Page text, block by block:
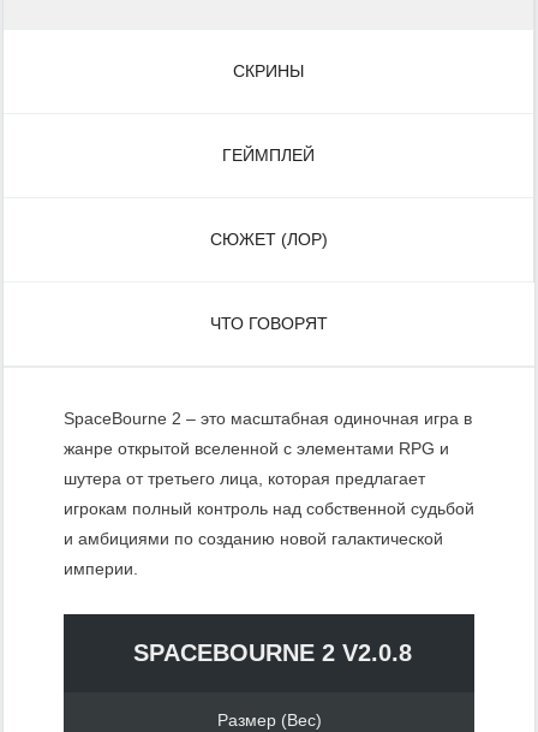
СКРИНЫ
ГЕЙМПЛЕЙ
СЮЖЕТ (ЛОР)
ЧТО ГОВОРЯТ
SpaceBourne 2 – это масштабная одиночная игра в
жанре открытой вселенной с элементами RPG и
шутера от третьего лица, которая предлагает
игрокам полный контроль над собственной судьбой
и амбициями по созданию новой галактической
империи.
SPACEBOURNE 2 V2.0.8
Размер (Вес)